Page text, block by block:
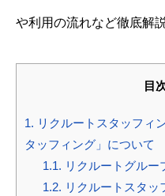
や利用の流れなど徹底解
目
1. リクルートスタッフィ
タッフィング」について
1.1. リクルートグルー
1.2. リクルートスタッ